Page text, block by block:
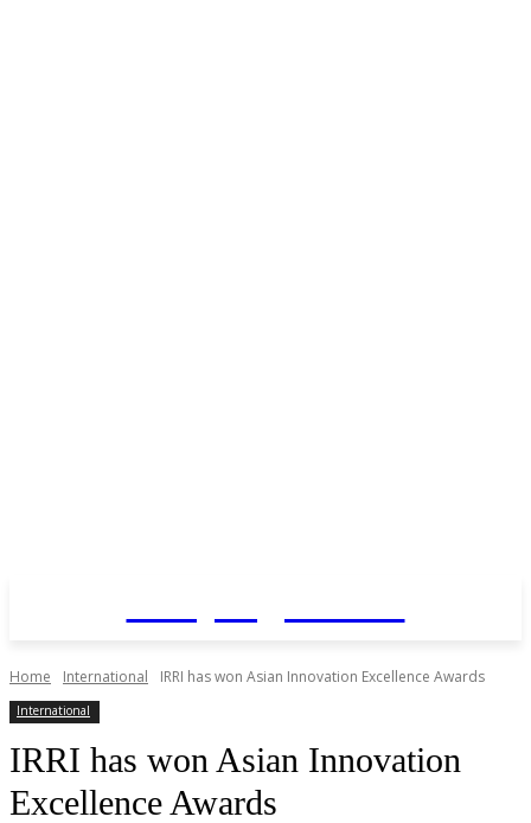
Home International IRRI has won Asian Innovation Excellence Awards
International
IRRI has won Asian Innovation
Excellence Awards